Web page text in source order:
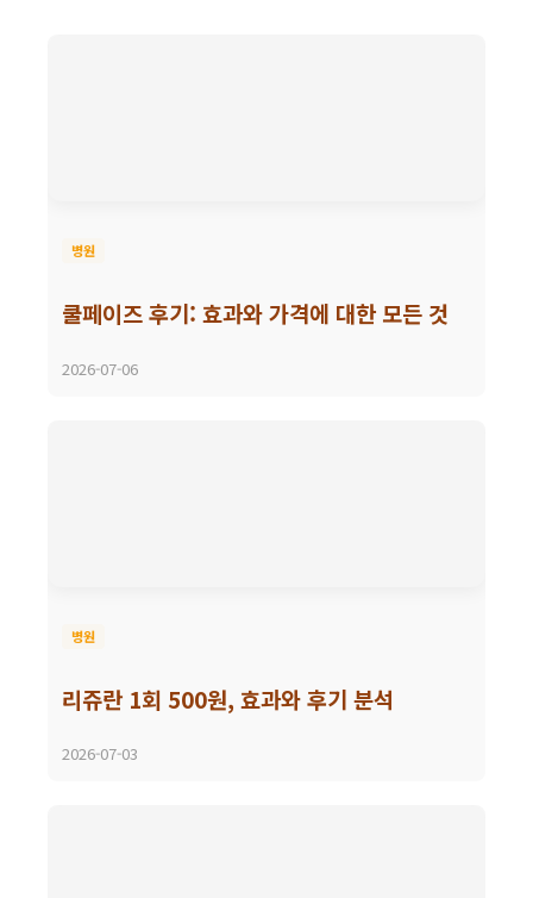
병원
쿨페이즈 후기: 효과와 가격에 대한 모든 것
2026-07-06
병원
리쥬란 1회 500원, 효과와 후기 분석
2026-07-03